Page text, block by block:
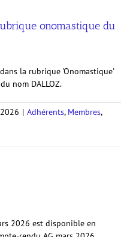
onomastique du
la rubrique 'Onomastique'
nom DALLOZ.
| Adhérents, Membres,
2026 est disponible en